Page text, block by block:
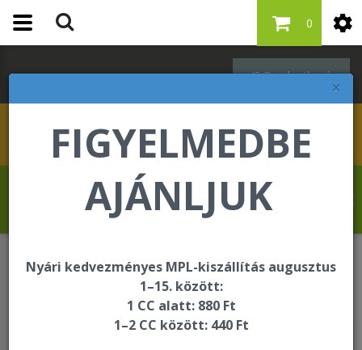
×
FIGYELMEDBE
AJÁNLJUK
Nyári kedvezményes MPL-kiszállítás augusztus
1–15. között:
1 CC alatt: 880 Ft
1–2 CC között: 440 Ft
Bejelentkezés
0
Krasznai Tamás üdvözli Önt a Forever
Living internetes áruházában!
A kért oldal nem található